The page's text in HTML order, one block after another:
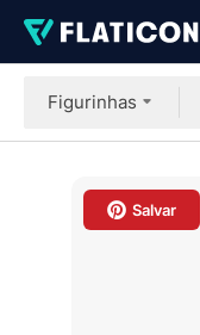
Figurinhas
Salvar